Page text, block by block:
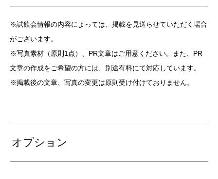
※試飲会情報の内容によっては、掲載を見送らせていただく場合
がございます。
※写真素材（原則1点）、PR文章はご用意ください。また、PR
文章の作成をご希望の方には、別途有料にて対応しています。
※掲載後の文章、写真の変更は原則受け付けておりません。
オプション